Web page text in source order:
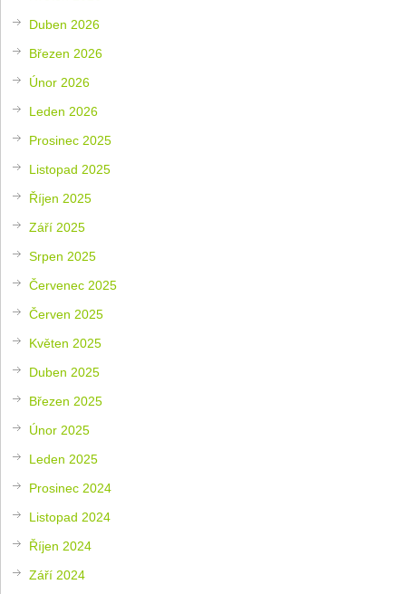
Duben 2026
Březen 2026
Únor 2026
Leden 2026
Prosinec 2025
Listopad 2025
Říjen 2025
Září 2025
Srpen 2025
Červenec 2025
Červen 2025
Květen 2025
Duben 2025
Březen 2025
Únor 2025
Leden 2025
Prosinec 2024
Listopad 2024
Říjen 2024
Září 2024